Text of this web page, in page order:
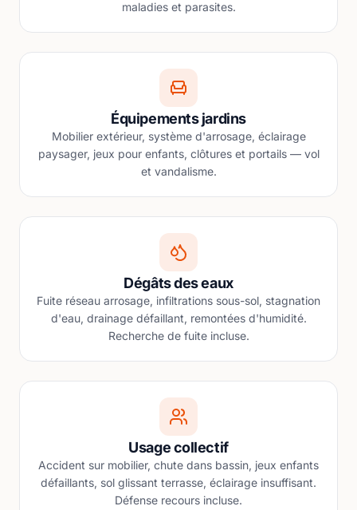
maladies et parasites.
Équipements jardins
Mobilier extérieur, système d'arrosage, éclairage
paysager, jeux pour enfants, clôtures et portails — vol
et vandalisme.
Dégâts des eaux
Fuite réseau arrosage, infiltrations sous-sol, stagnation
d'eau, drainage défaillant, remontées d'humidité.
Recherche de fuite incluse.
Usage collectif
Accident sur mobilier, chute dans bassin, jeux enfants
défaillants, sol glissant terrasse, éclairage insuffisant.
Défense recours incluse.